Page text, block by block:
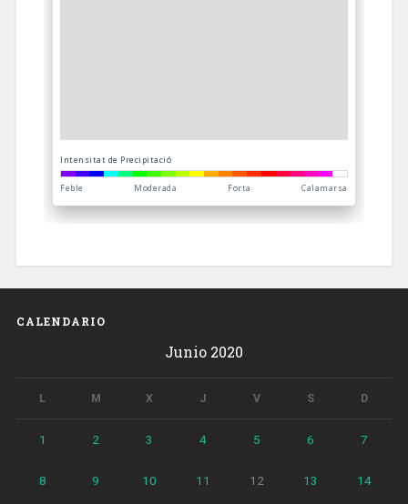
CALENDARIO
Junio 2020
L M X J V S D
1 2 3 4 5 6 7
8 9 10 11 12 13 14